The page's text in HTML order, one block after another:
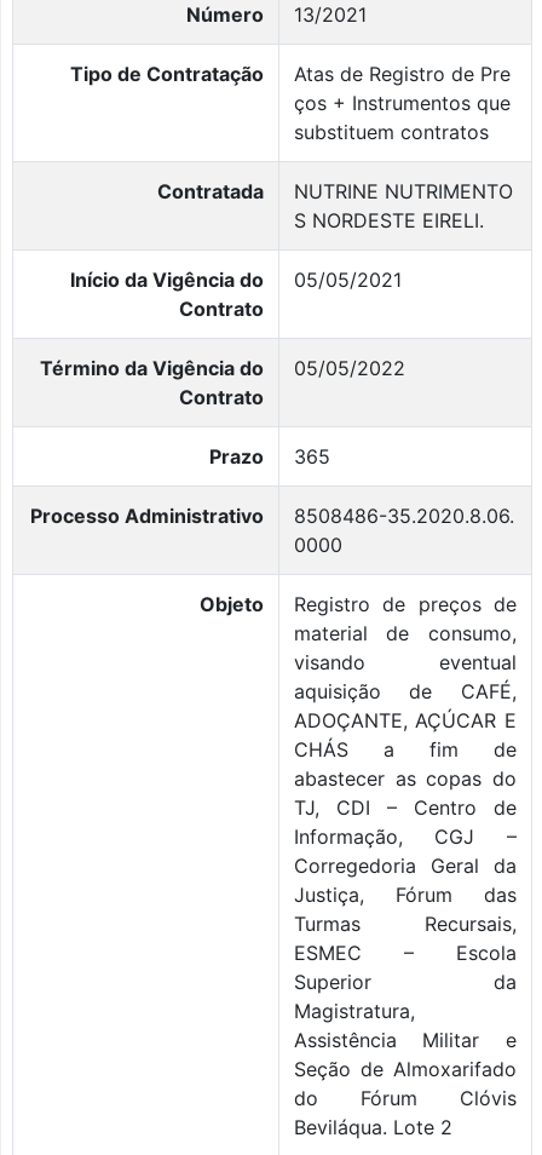
Número 13/2021
Tipo de Contratação
Atas de Registro de Pre
ços + Instrumentos que
substituem contratos
Contratada
NUTRINE NUTRIMENTO
S NORDESTE EIRELI.
Início da Vigência do
Contrato
05/05/2021
Término da Vigência do
Contrato
05/05/2022
Prazo 365
Processo Administrativo
8508486-35.2020.8.06.
0000
Objeto
Registro de preços de
material de consumo,
visando eventual
aquisição de CAFÉ,
ADOÇANTE, AÇÚCAR E
CHÁS a fim de
abastecer as copas do
TJ, CDI – Centro de
Informação, CGJ –
Corregedoria Geral da
Justiça, Fórum das
Turmas Recursais,
ESMEC – Escola
Superior da
Magistratura,
Assistência Militar e
Seção de Almoxarifado
do Fórum Clóvis
Beviláqua. Lote 2